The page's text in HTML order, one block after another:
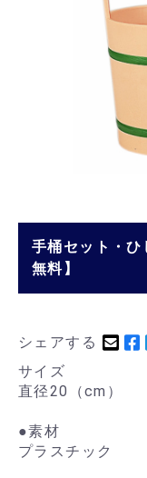
手桶セット・
無料】
シェアする
サイズ
直径20（cm）
●素材
プラスチック